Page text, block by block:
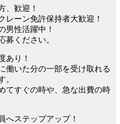
、歓迎！
レーン免許保持者大歓迎！
男性活躍中！
募ください。
あり！
働いた分の一部を受け取れる
。
てすぐの時や、急な出費の時
へステップアップ！